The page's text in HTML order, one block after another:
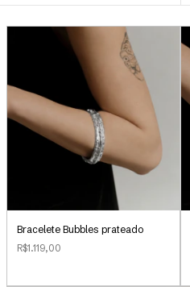
Bracelete Bubbles prateado
R$1.119,00